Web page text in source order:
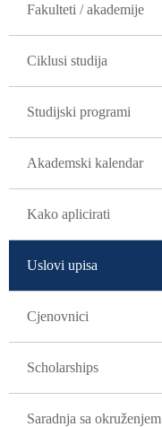
Fakulteti / akademije
Ciklusi studija
Studijski programi
Akademski kalendar
Kako aplicirati
Uslovi upisa
Cjenovnici
Scholarships
Saradnja sa okruženjem